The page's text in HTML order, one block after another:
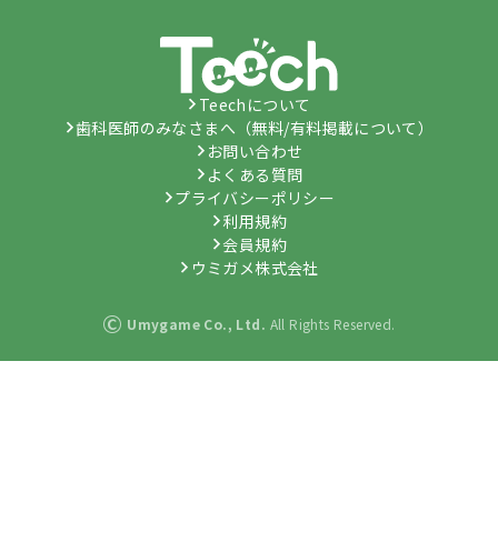
Teechについて
歯科医師のみなさまへ（無料/有料掲載について）
お問い合わせ
よくある質問
プライバシーポリシー
利用規約
会員規約
ウミガメ株式会社
© Umygame Co., Ltd. All Rights Reserved.